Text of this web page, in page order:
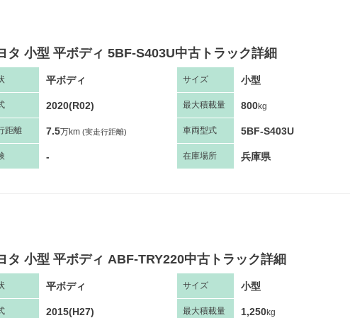
タ 小型 平ボディ 5BF-S403U中古トラック詳細
平ボディ サイズ 小型
2020(R02) 最大積載量 800kg
距離 7.5万km (実走行距離) 車両型式 5BF-S403U
- 在庫場所 兵庫県
タ 小型 平ボディ ABF-TRY220中古トラック詳細
平ボディ サイズ 小型
2015(H27) 最大積載量 1,250kg